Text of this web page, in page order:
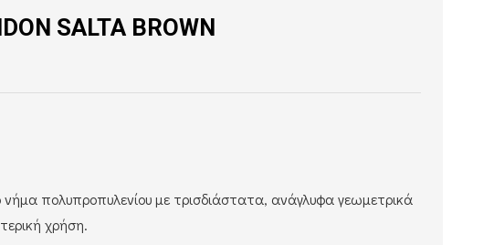
SALTA BROWN
πολυπροπυλενίου με τρισδιάστατα, ανάγλυφα γεωμετρικά
χρήση.